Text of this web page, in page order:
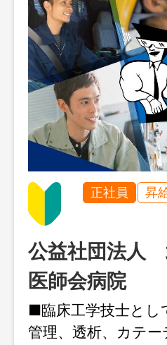
正社員 昇
公益社団法
医師会病院
■臨床工学技士と
管理、透析、カテ